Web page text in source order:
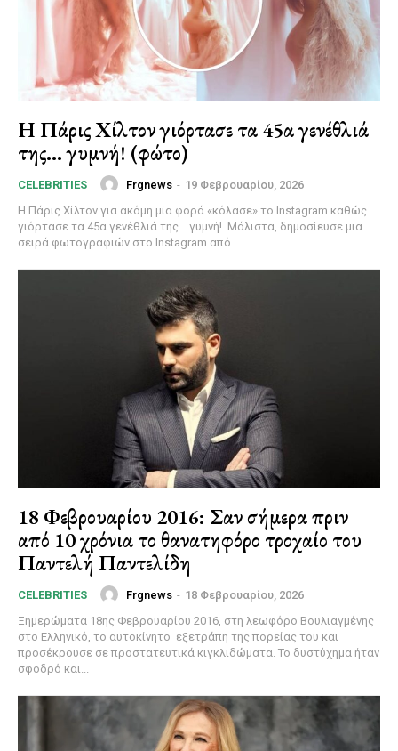
Η Πάρις Χίλτον γιόρτασε τα 45α γενέθλιά
της… γυμνή! (φώτο)
CELEBRITIES Frgnews - 19 Φεβρουαρίου, 2026
Η Πάρις Χίλτον για ακόμη μία φορά «κόλασε» το Instagram καθώς
γιόρτασε τα 45α γενέθλιά της... γυμνή! Μάλιστα, δημοσίευσε μια
σειρά φωτογραφιών στο Instagram από...
18 Φεβρουαρίου 2016: Σαν σήμερα πριν
από 10 χρόνια το θανατηφόρο τροχαίο του
Παντελή Παντελίδη
CELEBRITIES Frgnews - 18 Φεβρουαρίου, 2026
Ξημερώματα 18ης Φεβρουαρίου 2016, στη λεωφόρο Βουλιαγμένης
στο Ελληνικό, το αυτοκίνητο εξετράπη της πορείας του και
προσέκρουσε σε προστατευτικά κιγκλιδώματα. Το δυστύχημα ήταν
σφοδρό και...